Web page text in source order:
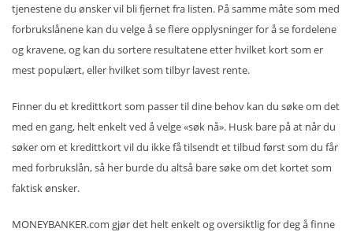
tjenestene du ønsker vil bli fjernet fra listen. På samme måte som med
forbrukslånene kan du velge å se flere opplysninger for å se fordelene
og kravene, og kan du sortere resultatene etter hvilket kort som er
mest populært, eller hvilket som tilbyr lavest rente.
Finner du et kredittkort som passer til dine behov kan du søke om det
med en gang, helt enkelt ved å velge «søk nå». Husk bare på at når du
søker om et kredittkort vil du ikke få tilsendt et tilbud først som du får
med forbrukslån, så her burde du altså bare søke om det kortet som
faktisk ønsker.
MONEYBANKER.com gjør det helt enkelt og oversiktlig for deg å finne